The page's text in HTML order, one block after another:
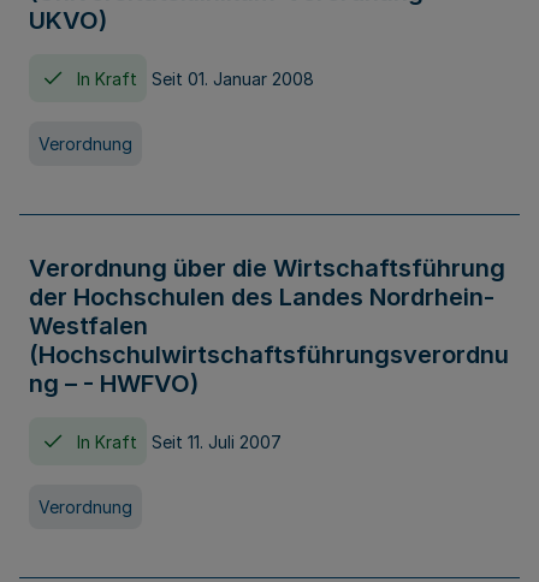
UKVO)
In Kraft Seit 01. Januar 2008
Verordnung
Verordnung über die Wirtschaftsführung
der Hochschulen des Landes Nordrhein-
Westfalen
(Hochschulwirtschaftsführungsverordnu
ng – - HWFVO)
In Kraft Seit 11. Juli 2007
Verordnung